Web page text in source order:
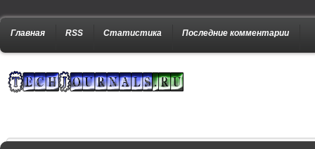
Главная RSS Статистика Последние комментарии